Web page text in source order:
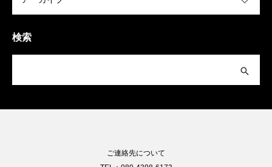
検索
ご連絡先について